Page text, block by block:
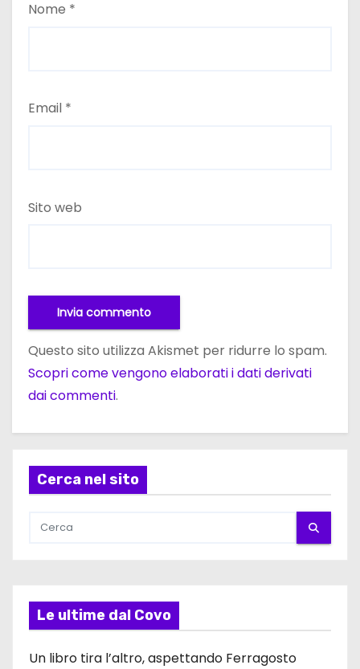
Nome *
Email *
Sito web
Questo sito utilizza Akismet per ridurre lo spam.
Scopri come vengono elaborati i dati derivati
dai commenti.
Cerca nel sito
Le ultime dal Covo
Un libro tira l’altro, aspettando Ferragosto